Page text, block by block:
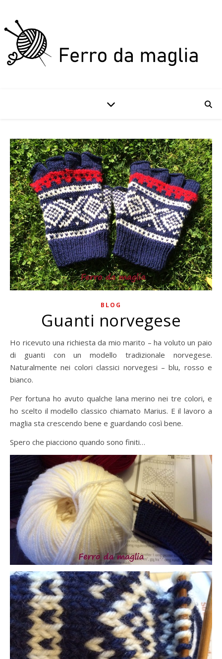
BLOG
Guanti norvegese
Ho ricevuto una richiesta da mio marito – ha voluto un paio
di guanti con un modello tradizionale norvegese.
Naturalmente nei colori classici norvegesi – blu, rosso e
bianco.
Per fortuna ho avuto qualche lana merino nei tre colori, e
ho scelto il modello classico chiamato Marius. E il lavoro a
maglia sta crescendo bene e guardando così bene.
Spero che piacciono quando sono finiti…